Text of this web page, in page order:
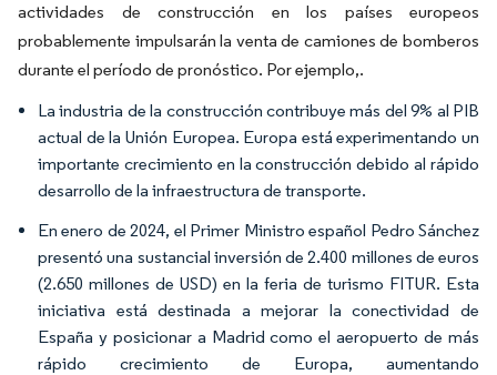
actividades de construcción en los países europeos
probablemente impulsarán la venta de camiones de bomberos
durante el período de pronóstico. Por ejemplo,.
La industria de la construcción contribuye más del 9% al PIB
actual de la Unión Europea. Europa está experimentando un
importante crecimiento en la construcción debido al rápido
desarrollo de la infraestructura de transporte.
En enero de 2024, el Primer Ministro español Pedro Sánchez
presentó una sustancial inversión de 2.400 millones de euros
(2.650 millones de USD) en la feria de turismo FITUR. Esta
iniciativa está destinada a mejorar la conectividad de
España y posicionar a Madrid como el aeropuerto de más
rápido crecimiento de Europa, aumentando